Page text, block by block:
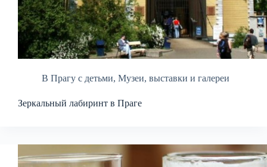
В Прагу с детьми, Музеи, выставки и галереи
Зеркальный лабиринт в Праге